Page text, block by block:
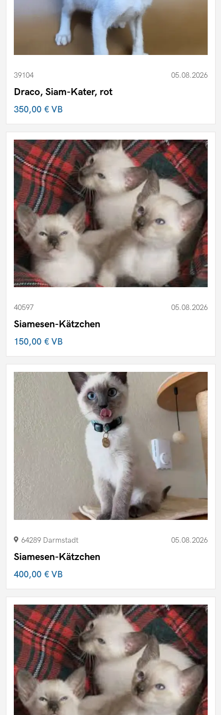
39104 05.08.2026
Draco, Siam-Kater, rot
350,00 €VB
40597 05.08.2026
Siamesen-Kätzchen
150,00 €VB
64289 Darmstadt 05.08.2026
Siamesen-Kätzchen
400,00 €VB